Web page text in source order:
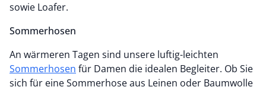
sowie Loafer.
Sommerhosen
An wärmeren Tagen sind unsere luftig-leichten
Sommerhosen
sich für eine Sommerhose aus Leinen oder Baumwolle